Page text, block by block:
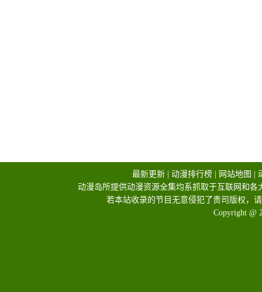
最新更新 动漫排行榜 网站地图
动漫岛所提供动漫资源全集均系抓取于互联网和
若本站收录的节目无意侵犯了贵司版权，
Copyright @